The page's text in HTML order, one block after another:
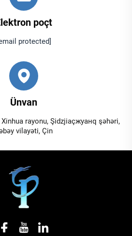
poçt
protected]
Ünvan
Xinhua rayonu, Şidzjiaçжуанq şəhəri,
vilayəti, Çin